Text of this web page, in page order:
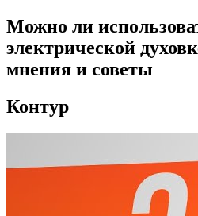
Можно ли
электрической
мнения и советы
Контур